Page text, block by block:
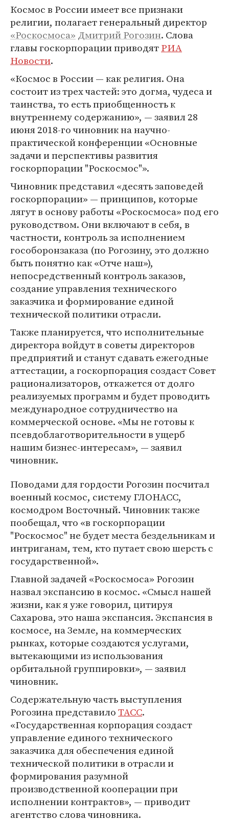
Космос в России имеет все признаки
религии, полагает генеральный директор
«Роскосмоса» Дмитрий Рогозин. Слова
главы госкорпорации приводятРИА
Новости.
«Космос в России — как религия. Она
состоит из трех частей: это догма, чудеса и
таинства, то есть приобщенность к
внутреннему содержанию», — заявил 28
июня 2018-го чиновник на научно-
практической конференции «Основные
задачи и перспективы развития
госкорпорации "Роскосмос"».
Чиновник представил «десять заповедей
госкорпорации» — принципов, которые
лягут в основу работы «Роскосмоса» под его
руководством. Они включают в себя, в
частности, контроль за исполнением
гособоронзаказа (по Рогозину, это должно
быть понятно как «Отче наш»),
непосредственный контроль заказов,
создание управления технического
заказчика и формирование единой
технической политики отрасли.
Также планируется, что исполнительные
директора войдут в советы директоров
предприятий и станут сдавать ежегодные
аттестации, а госкорпорация создаст Совет
рационализаторов, откажется от долго
реализуемых программ и будет проводить
международное сотрудничество на
коммерческой основе. «Мы не готовы к
псевдоблаготворительности в ущерб
нашим бизнес-интересам», — заявил
чиновник.
Поводами для гордости Рогозин посчитал
военный космос, систему ГЛОНАСС,
космодром Восточный. Чиновник также
пообещал, что «в госкорпорации
"Роскосмос" не будет места бездельникам и
интриганам, тем, кто путает свою шерсть с
государственной».
Главной задачей «Роскосмоса» Рогозин
назвал экспансию в космос. «Смысл нашей
жизни, как я уже говорил, цитируя
Сахарова, это наша экспансия. Экспансия в
космосе, на Земле, на коммерческих
рынках, которые создаются услугами,
вытекающими из использования
орбитальной группировки», — заявил
чиновник.
Содержательную часть выступления
Рогозина представилоТАСС.
«Государственная корпорация создаст
управление единого технического
заказчика для обеспечения единой
технической политики в отрасли и
формирования разумной
производственной кооперации при
исполнении контрактов», — приводит
агентство слова чиновника.